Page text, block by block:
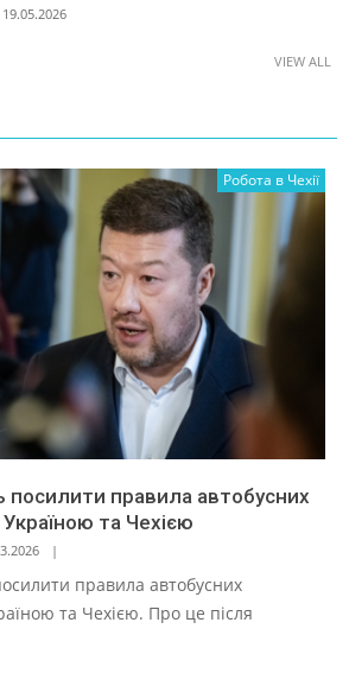
19.05.2026
VIEW ALL
Робота в Чехії
посилити правила автобусних
та Чехією
правила автобусних
та Чехією. Про це після